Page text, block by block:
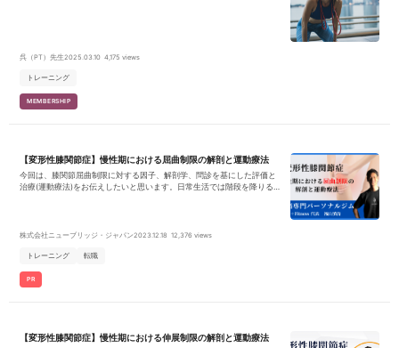
呉（PT）先生2025.03.10 4,175 views
トレーニング
MEMBERSHIP
【変形性膝関節症】慢性期における屈曲制限の解剖と運動療法
今回は、膝関節屈曲制限に対する因子、解剖学、問診を基にした評価と
治療(運動療法)をお伝えしたいと思います。日常生活では階段を降りる
います。その軟部組織を中心としたアプローチも紹介していきます。
株式会社ニューブリッジ・ジャパン2023.12.18 12,376 views
トレーニング 転職
PR
【変形性膝関節症】慢性期における伸展制限の解剖と運動療法